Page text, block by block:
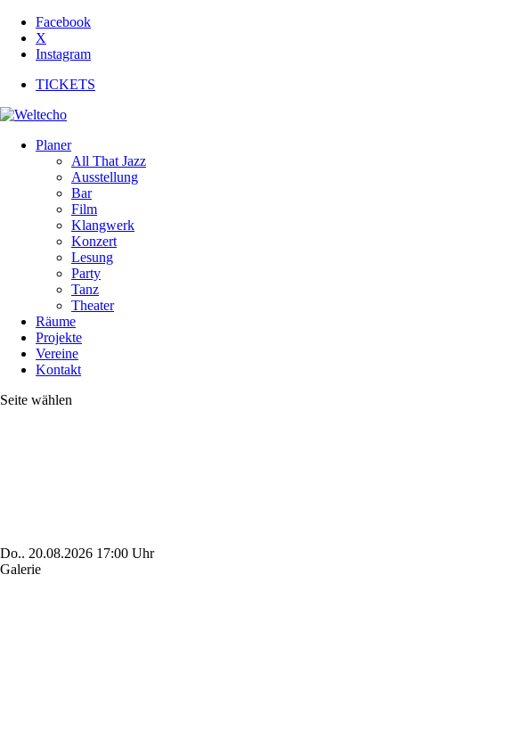
Facebook
X
Instagram
TICKETS
Planer
All That Jazz
Ausstellung
Bar
Film
Klangwerk
Konzert
Lesung
Party
Tanz
Theater
Räume
Projekte
Vereine
Kontakt
Seite wählen
Do.. 20.08.2026 17:00 Uhr
Galerie